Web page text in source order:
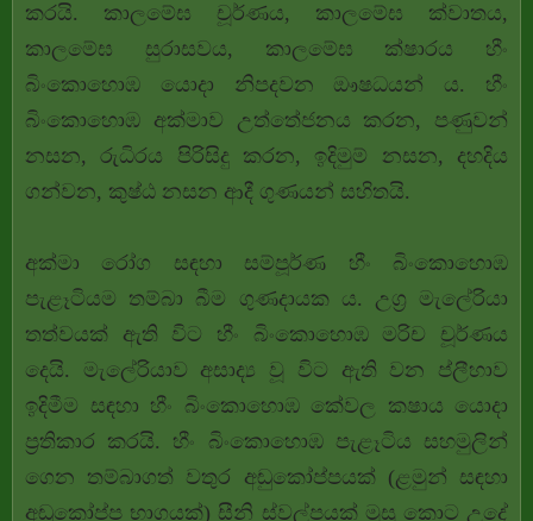
කරයි. කාලමේඝ චූර්ණය, කාලමේඝ ක්වාතය,
කාලමේඝ සුරාසවය, කාලමේඝ ක්ෂාරය හීං
බිංකොහොඹ යොදා නිපදවන ඖෂධයන් ය. හීං
බිංකොහොඹ අක්මාව උත්තේජනය කරන, පණුවන්
නසන, රුධිරය පිරිසිදු කරන, ඉදිමුම් නසන, දහදිය
ගන්වන, කුෂ්ඨ නසන ආදී ගුණයන් සහිතයි.
අක්මා රෝග සඳහා සම්පූර්ණ හීං බිංකොහොඹ
පැළෑටියම තම්බා බීම ගුණදායක ය. උග්‍ර මැලේරියා
තත්වයක් ඇති විට හීං බිංකොහොඹ මරිච චූර්ණය
දෙයි. මැලේරියාව අසාද්‍ය වූ විට ඇති වන ප්ලීහාව
ඉදිමීම සඳහා හීං බිංකොහොඹ කේවල කෂාය යොදා
ප්‍රතිකාර කරයි. හීං බිංකොහොඹ පැළෑටිය සහමුලින්
ගෙන තම්බාගත් වතුර අඬුකෝප්පයක් (ළමුන් සඳහා
අඬුකෝප්ප භාගයක්‌) සීනි ස්‌වල්පයක්‌ මුසු කොට උදේ